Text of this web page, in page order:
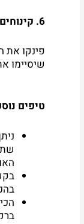
6. קינוחים קטנים:
פינקו את
שיסיימו
טיפים